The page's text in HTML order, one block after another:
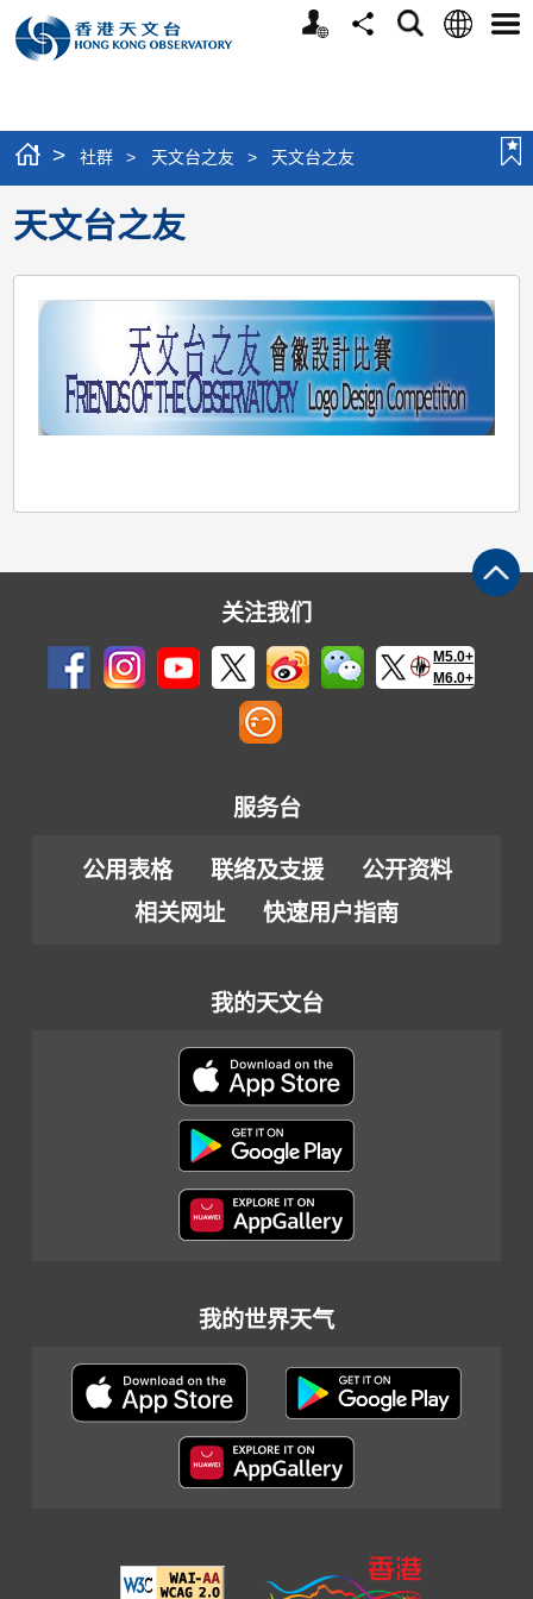
个
分
搜
语
选
> 社群 > 天文台之友 > 天文台之友
天文台之友
关注我们
M5.0+
M6.0+
服务台
公用表格 联络及支援
公开资料
相关网址
快速用户指南
我的天文台
我的世界天气